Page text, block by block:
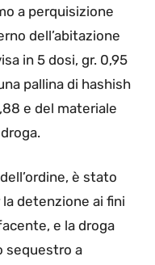
a perquisizione
dell’abitazione
in 5 dosi, gr. 0,95
pallina di hashish
e del materiale
è stato
la detenzione ai fini
e la droga
sequestro a